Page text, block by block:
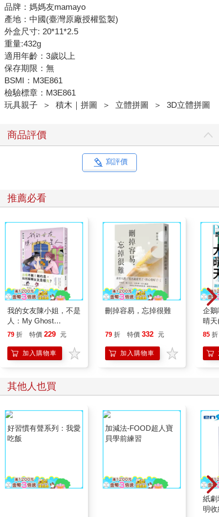
品牌：媽媽友mamayo
產地：中國(臺灣原廠授權監製)
外盒尺寸: 20*11*2.5
重量:432g
適用年齡：3歲以上
保存期限：無
BSMI：M3E861
檢驗標章：M3E861
玩具親子
＞ 積木｜拼圖 ＞ 立體拼圖 ＞ 3D立體拼圖
商品評價
寫評價
推薦必看
我的女友陳小姐，不是
人：My Ghost
Girlfriend 2
79 折 特價 229 元
加入購物車
刪掉容易，忘掉很難
79 折 特價 332 元
加入購物車
企
晴天
85 折
其他人也買
紙
明